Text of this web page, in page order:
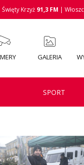
Święty Krzyż 91,3 FM |
GALERIA
SPORT